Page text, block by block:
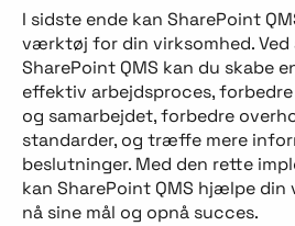
I sidste ende kan SharePoint
værktøj for din virksomhed.
SharePoint QMS kan du skabe
effektiv arbejdsproces,
og samarbejdet, forbedre
standarder, og træffe mere
beslutninger. Med den rette
kan SharePoint QMS hjælpe din
nå sine mål og opnå succes.